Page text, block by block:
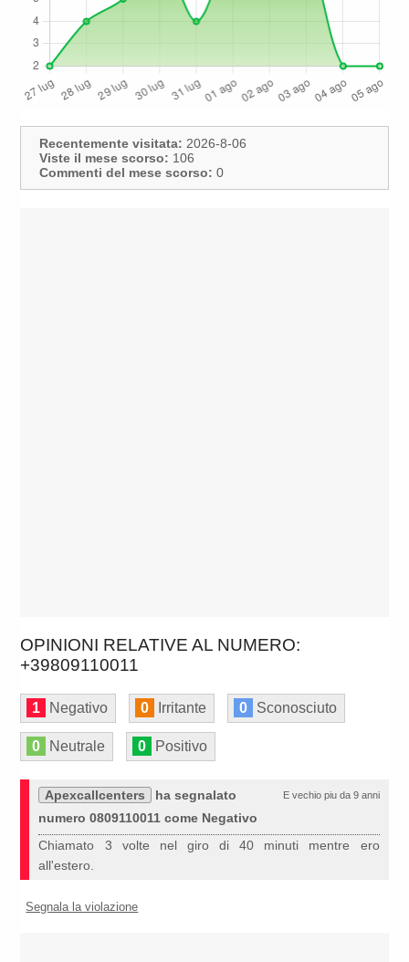
Recentemente visitata: 2026-8-06
Viste il mese scorso: 106
Commenti del mese scorso: 0
OPINIONI RELATIVE AL NUMERO:
+39809110011
1 Negativo 0 Irritante 0 Sconosciuto
0 Neutrale 0 Positivo
E vechio piu da 9 anni
Apexcallcenters
ha segnalato
numero 0809110011 come Negativo
Chiamato 3 volte nel giro di 40 minuti mentre ero
all'estero.
Segnala la violazione